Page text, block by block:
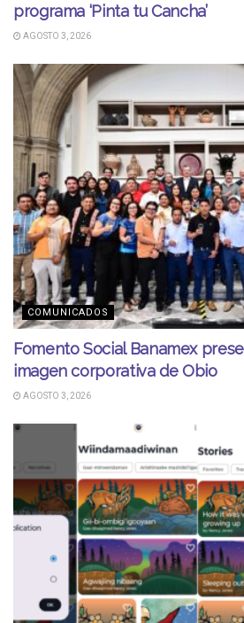
programa ‘Pinta tu Cancha’
AGOSTO 3, 2026
COMUNICADOS
Fomento Social Banamex
imagen corporativa de Obio
AGOSTO 3, 2026